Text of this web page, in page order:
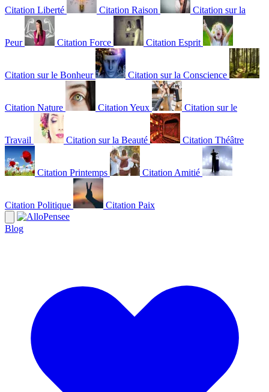
Citation Liberté Citation Raison Citation sur la
Peur Citation Force Citation Esprit
Citation sur le Bonheur Citation sur la Conscience
Citation Nature Citation Yeux Citation sur le
Travail Citation sur la Beauté Citation Théâtre
Citation Printemps Citation Amitié
Citation Politique Citation Paix
Blog